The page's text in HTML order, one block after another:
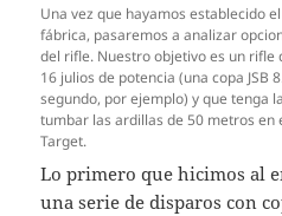
Una vez que hayamos establecido
fábrica, pasaremos a analizar
del rifle. Nuestro objetivo es un
16 julios de potencia (una copa JSB
segundo, por ejemplo) y que tenga
tumbar las ardillas de 50 metros en
Target.
Lo primero que hicimos al
una serie de disparos con